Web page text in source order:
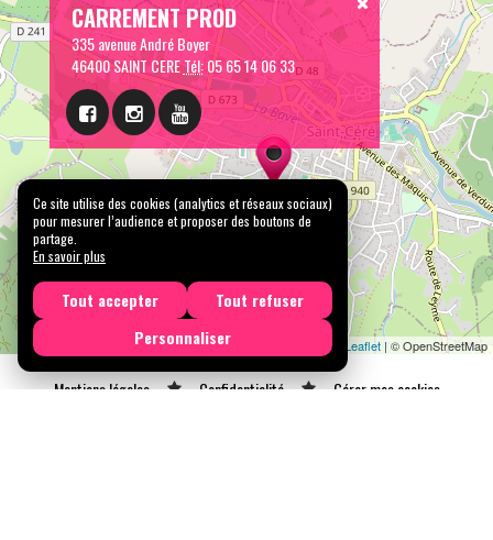
CARREMENT PROD
335 avenue André Boyer
46400 SAINT CERETél:05 65 14 06 33
Leaflet | © OpenStreetMap
Mentions légales Confidentialité
Gérer mes cookies
Ce site utilise des cookies (analytics et réseaux sociaux)
pour mesurer l’audience et proposer des boutons de
partage.
En savoir plus
Tout accepter
Tout refuser
Personnaliser